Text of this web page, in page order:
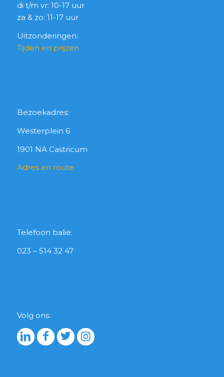
di t/m vr: 10-17 uur
za & zo: 11-17 uur
Uitzonderingen:
Tijden en prijzen
Bezoekadres:
Westerplein 6
1901 NA Castricum
Adres en route
Telefoon balie:
023 – 514 32 47
Volg ons: